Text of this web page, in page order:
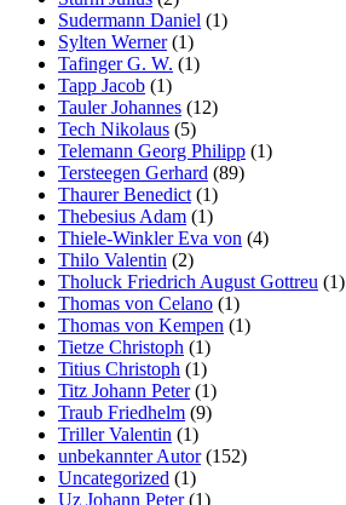
Sudermann Daniel (1)
Sylten Werner(1)
Tafinger G. W. (1)
Tapp Jacob (1)
Tauler Johannes (12)
Tech Nikolaus (5)
Telemann Georg Philipp (1)
Tersteegen Gerhard (89)
Thaurer Benedict (1)
Thebesius Adam (1)
Thiele-Winkler Eva von (4)
Thilo Valentin (2)
Tholuck Friedrich August Gottreu (1)
Thomas von Celano (1)
Thomas von Kempen (1)
Tietze Christoph (1)
Titius Christoph (1)
Titz Johann Peter(1)
Traub Friedhelm (9)
Triller Valentin (1)
unbekannter Autor(152)
Uncategorized (1)
Uz Johann Peter(1)